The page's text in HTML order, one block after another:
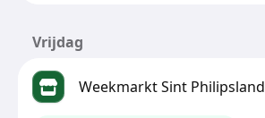
Vrijdag
Weekmarkt Sint Philipsland